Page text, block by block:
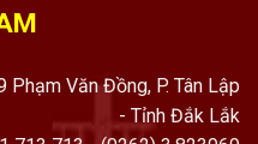
Phạm Văn Đồng, P. Tân Lập
- Tỉnh Đắk Lắk